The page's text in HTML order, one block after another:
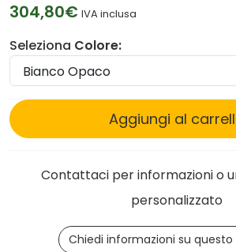
304,80€ IVA inclusa
Seleziona Colore:
Aggiungi al
Contattaci per informazioni o
personalizzato
Chiedi informazioni su